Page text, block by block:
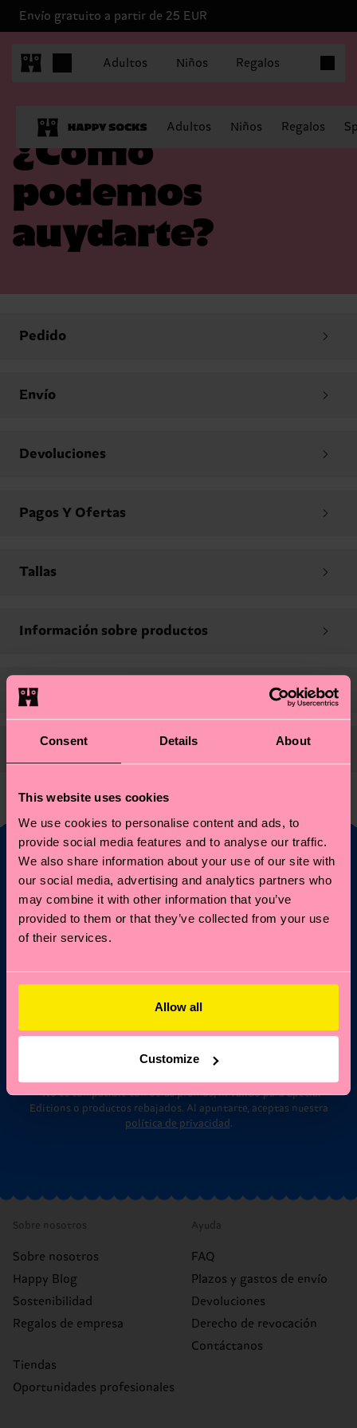
Consent Details About
This website uses cookies
We use cookies to personalise content and ads, to
provide social media features and to analyse our traffic.
We also share information about your use of our site with
our social media, advertising and analytics partners who
may combine it with other information that you’ve
provided to them or that they’ve collected from your use
of their services.
Allow all
Customize
Envío gratuito a partir de 25 EUR
Adultos Niños Regalos
Adultos Niños Regalos
¿Cómo
podemos
auydarte?
Pedido
Envío
Devoluciones
Pagos Y Ofertas
Tallas
Información sobre productos
Contactos
Privacidad Y Términos Legales
¿Te apetece un 10 %
de descuento en tu
primer pedido?
Suscríbete a las novedades de Happy Socks y obtén un
10 % de descuento* y las últimas noticias y ofertas.
Correo electrónico
* No es compatible con otras promos, ni válido para Special
Editions o productos rebajados. Al apuntarte, aceptas nuestra
política de privacidad .
Sobre nosotros
Sobre nosotros
Happy Blog
Sostenibilidad
Regalos de empresa
Tiendas
Oportunidades profesionales
Ayuda
FAQ
Plazos y gastos de envío
Devoluciones
Derecho de revocación
Contáctanos